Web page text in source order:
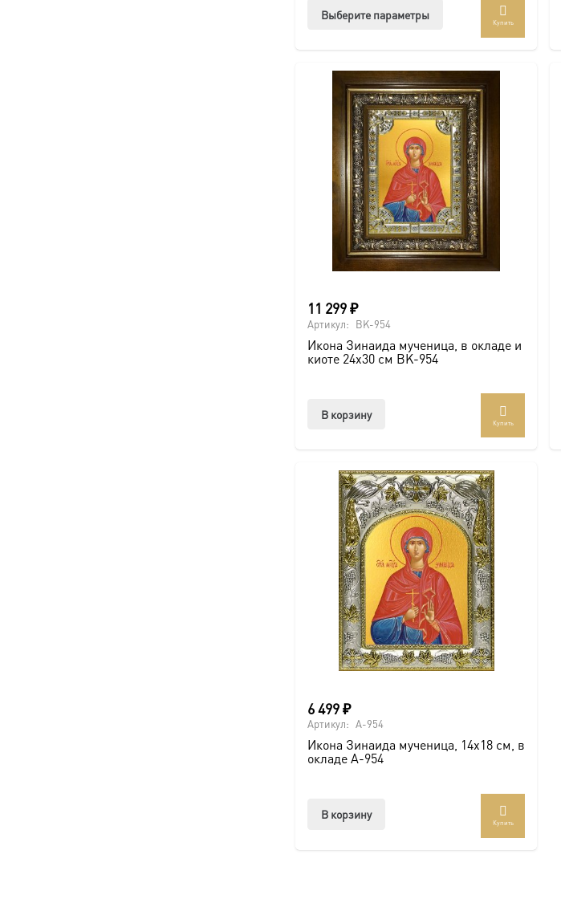
Выберите параметры
вариаций.
Опции
можно
выбрать
на
странице
товара.
Купить
11 299₽
Артикул: BK-954
Икона Зинаида мученица, в окладе и
киоте 24х30 см BK-954
В корзину
Купить
6 499₽
Артикул: A-954
Икона Зинаида мученица, 14х18 см, в
окладе A-954
В корзину
Купить